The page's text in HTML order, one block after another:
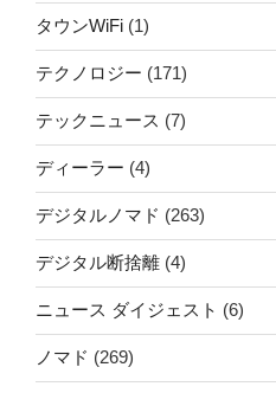
タウンWiFi (1)
テクノロジー (171)
テックニュース (7)
ディーラー (4)
デジタルノマド (263)
デジタル断捨離 (4)
ニュース ダイジェスト (6)
ノマド (269)